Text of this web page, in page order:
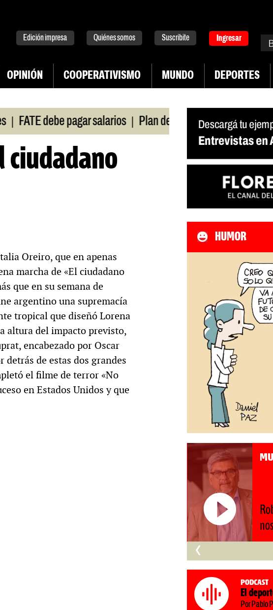
Edición impresa Quiénes somos Suscribite Ingresar
OPINIÓN COOPERATIVISMO MUNDO DEPORTES
debe pagar salarios | Plan de lucha de UTEP |
ciudadano
Oreiro, que en apenas
marcha de «El ciudadano
que en su semana de
argentino una supremacía
tropical que diseñó Lorena
altura del impacto previsto,
encabezado por Oscar
de estas dos grandes
el filme de terror «No
en Estados Unidos y que
HUMOR
‹
Podcast
El
Por Pablo